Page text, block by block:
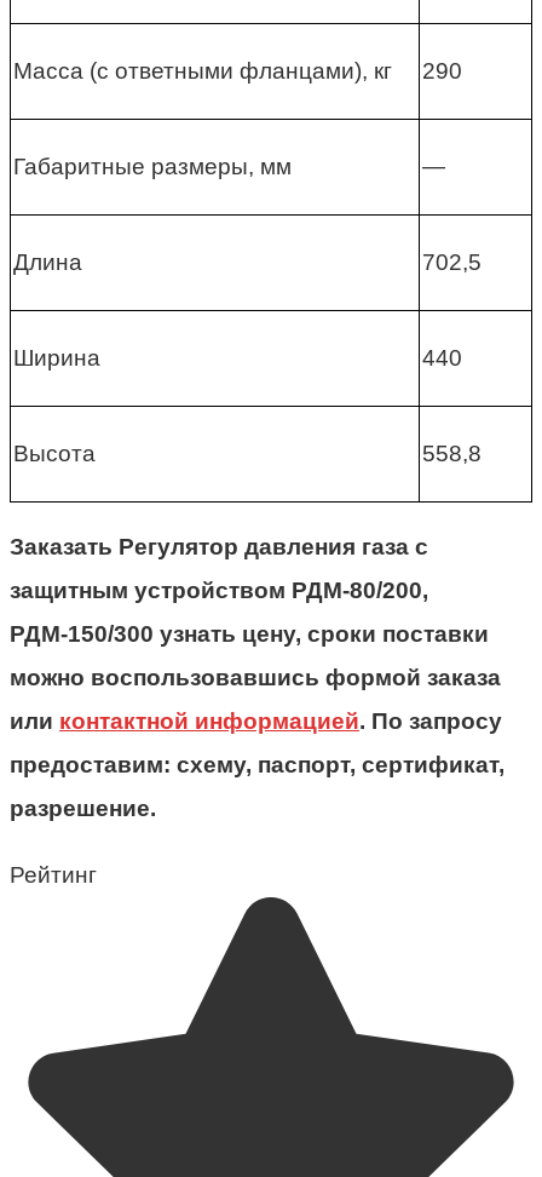
Масса (с ответными фланцами), кг 290
Габаритные размеры, мм —
Длина 702,5
Ширина 440
Высота 558,8
Заказать Регулятор давления газа с
защитным устройством РДМ-80/200,
РДМ-150/300 узнать цену, сроки поставки
можно воспользовавшись формой заказа
или контактной информацией. По запросу
предоставим: схему, паспорт, сертификат,
разрешение.
Рейтинг